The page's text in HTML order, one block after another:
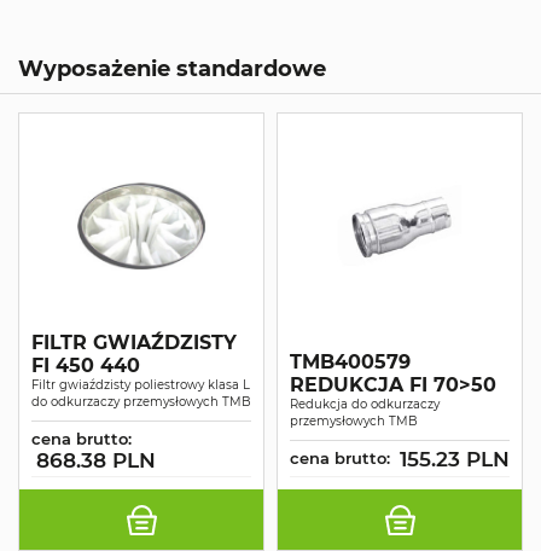
Wyposażenie standardowe
FILTR GWIAŹDZISTY
FI 450 440
Filtr gwiaździsty poliestrowy klasa L
do odkurzaczy przemysłowych TMB
cena brutto:
868.38 PLN
TMB400579
REDUKCJA FI 70>50
Redukcja do odkurzaczy
przemysłowych TMB
cena brutto: 155.23 PLN